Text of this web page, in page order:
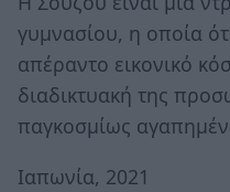
γυμνασίου, η οποία
απέραντο εικονικό
διαδικτυακή της
παγκοσμίως
Ιαπωνία, 2021